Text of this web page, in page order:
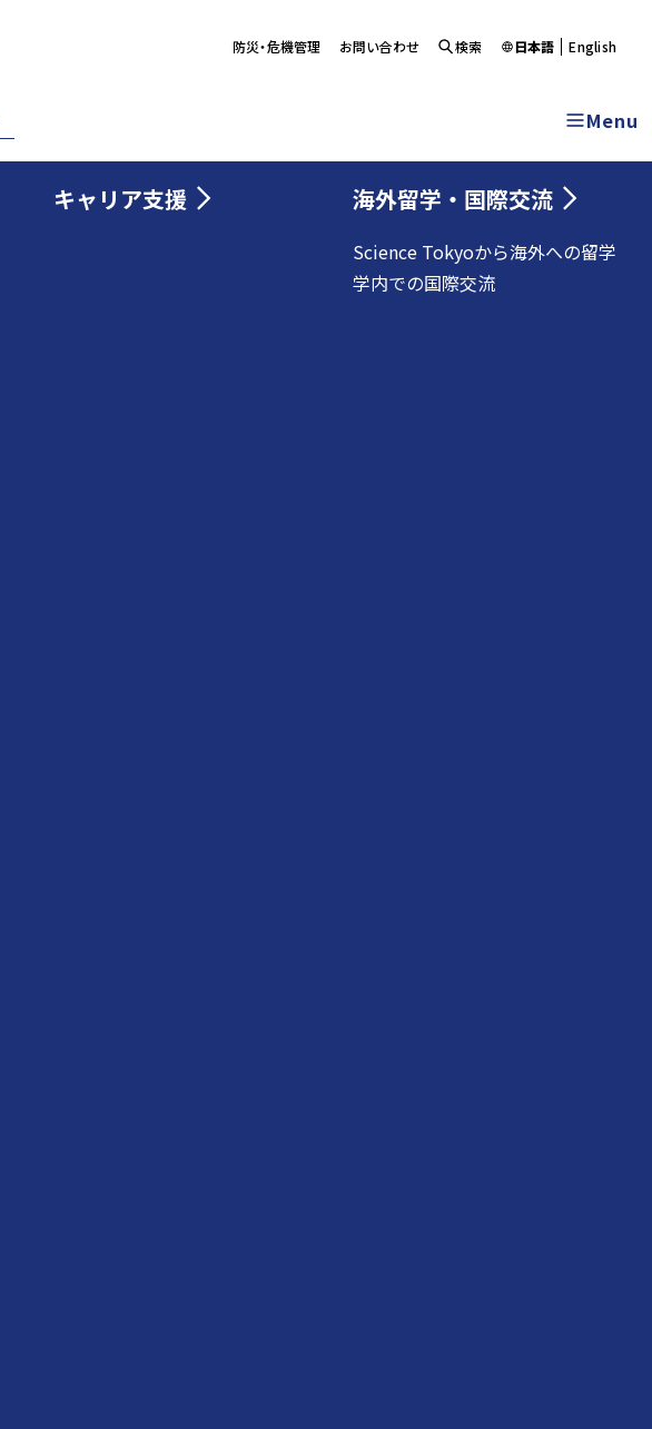
Menu
キャリア支援 海外留学・国際交流
Science Tokyoから海外への留学
学内での国際交流
防災・危機管理 お問い合わせ 検索 日本語 English